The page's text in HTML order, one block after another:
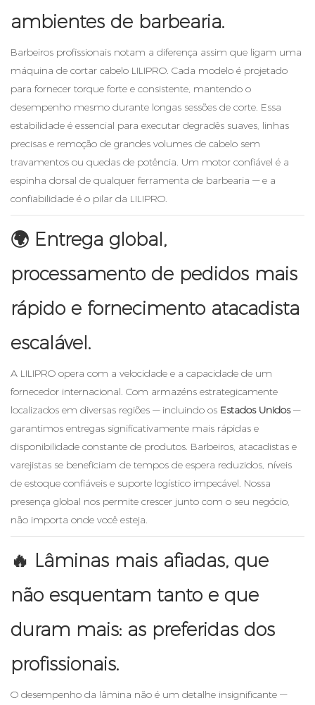
ambientes de barbearia.
Barbeiros profissionais notam a diferença assim que ligam uma
máquina de cortar cabelo LILIPRO. Cada modelo é projetado
para fornecer torque forte e consistente, mantendo o
desempenho mesmo durante longas sessões de corte. Essa
estabilidade é essencial para executar degradês suaves, linhas
precisas e remoção de grandes volumes de cabelo sem
travamentos ou quedas de potência. Um motor confiável é a
espinha dorsal de qualquer ferramenta de barbearia — e a
confiabilidade é o pilar da LILIPRO.
🌍 Entrega global,
processamento de pedidos mais
rápido e fornecimento atacadista
escalável.
A LILIPRO opera com a velocidade e a capacidade de um
fornecedor internacional. Com armazéns estrategicamente
localizados em diversas regiões — incluindo os Estados Unidos—
garantimos entregas significativamente mais rápidas e
disponibilidade constante de produtos. Barbeiros, atacadistas e
varejistas se beneficiam de tempos de espera reduzidos, níveis
de estoque confiáveis ​​e suporte logístico impecável. Nossa
presença global nos permite crescer junto com o seu negócio,
não importa onde você esteja.
🔥 Lâminas mais afiadas, que
não esquentam tanto e que
duram mais: as preferidas dos
profissionais.
O desempenho da lâmina não é um detalhe insignificante —